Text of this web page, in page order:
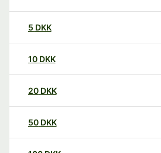
5 DKK
10 DKK
20 DKK
50 DKK